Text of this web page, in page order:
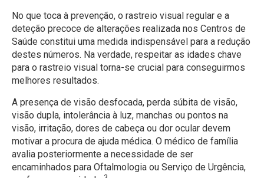
No que toca à prevenção, o rastreio visual regular e a
deteção precoce de alterações realizada nos Centros de
Saúde constitui uma medida indispensável para a redução
destes números. Na verdade, respeitar as idades chave
para o rastreio visual torna-se crucial para conseguirmos
melhores resultados.
A presença de visão desfocada, perda súbita de visão,
visão dupla, intolerância à luz, manchas ou pontos na
visão, irritação, dores de cabeça ou dor ocular devem
motivar a procura de ajuda médica. O médico de família
avalia posteriormente a necessidade de ser
encaminhados para Oftalmologia ou Serviço de Urgência,